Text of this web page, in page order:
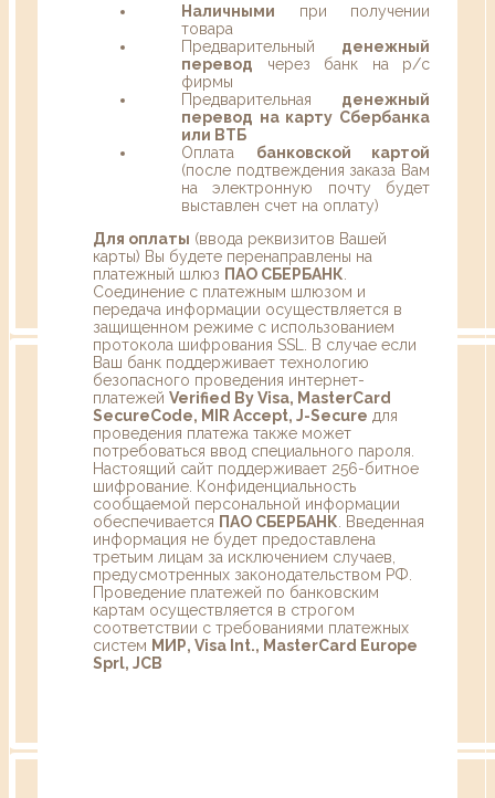
Наличными при получении
товара
Предварительный денежный
перевод через банк на р/с
фирмы
Предварительная денежный
перевод на карту Сбербанка
или ВТБ
Оплата банковской картой
(после подтвеждения заказа Вам
на электронную почту будет
выставлен счет на оплату)
Для оплаты (ввода реквизитов Вашей
карты) Вы будете перенаправлены на
платежный шлюз ПАО СБЕРБАНК
Соединение с платежным шлюзом и
передача информации осуществляется в
защищенном режиме с использованием
протокола шифрования SSL. В случае если
Ваш банк поддерживает технологию
безопасного проведения интернет-
платежей Verified By Visa, MasterCard
SecureCode, MIR Accept, J-Secure для
проведения платежа также может
потребоваться ввод специального пароля.
Настоящий сайт поддерживает 256-битное
шифрование. Конфиденциальность
сообщаемой персональной информации
обеспечивается ПАО СБЕРБАНК . Введенная
информация не будет предоставлена
третьим лицам за исключением случаев,
предусмотренных законодательством РФ.
Проведение платежей по банковским
картам осуществляется в строгом
соответствии с требованиями платежных
систем МИР, Visa Int., MasterCard Europe
Sprl, JCB